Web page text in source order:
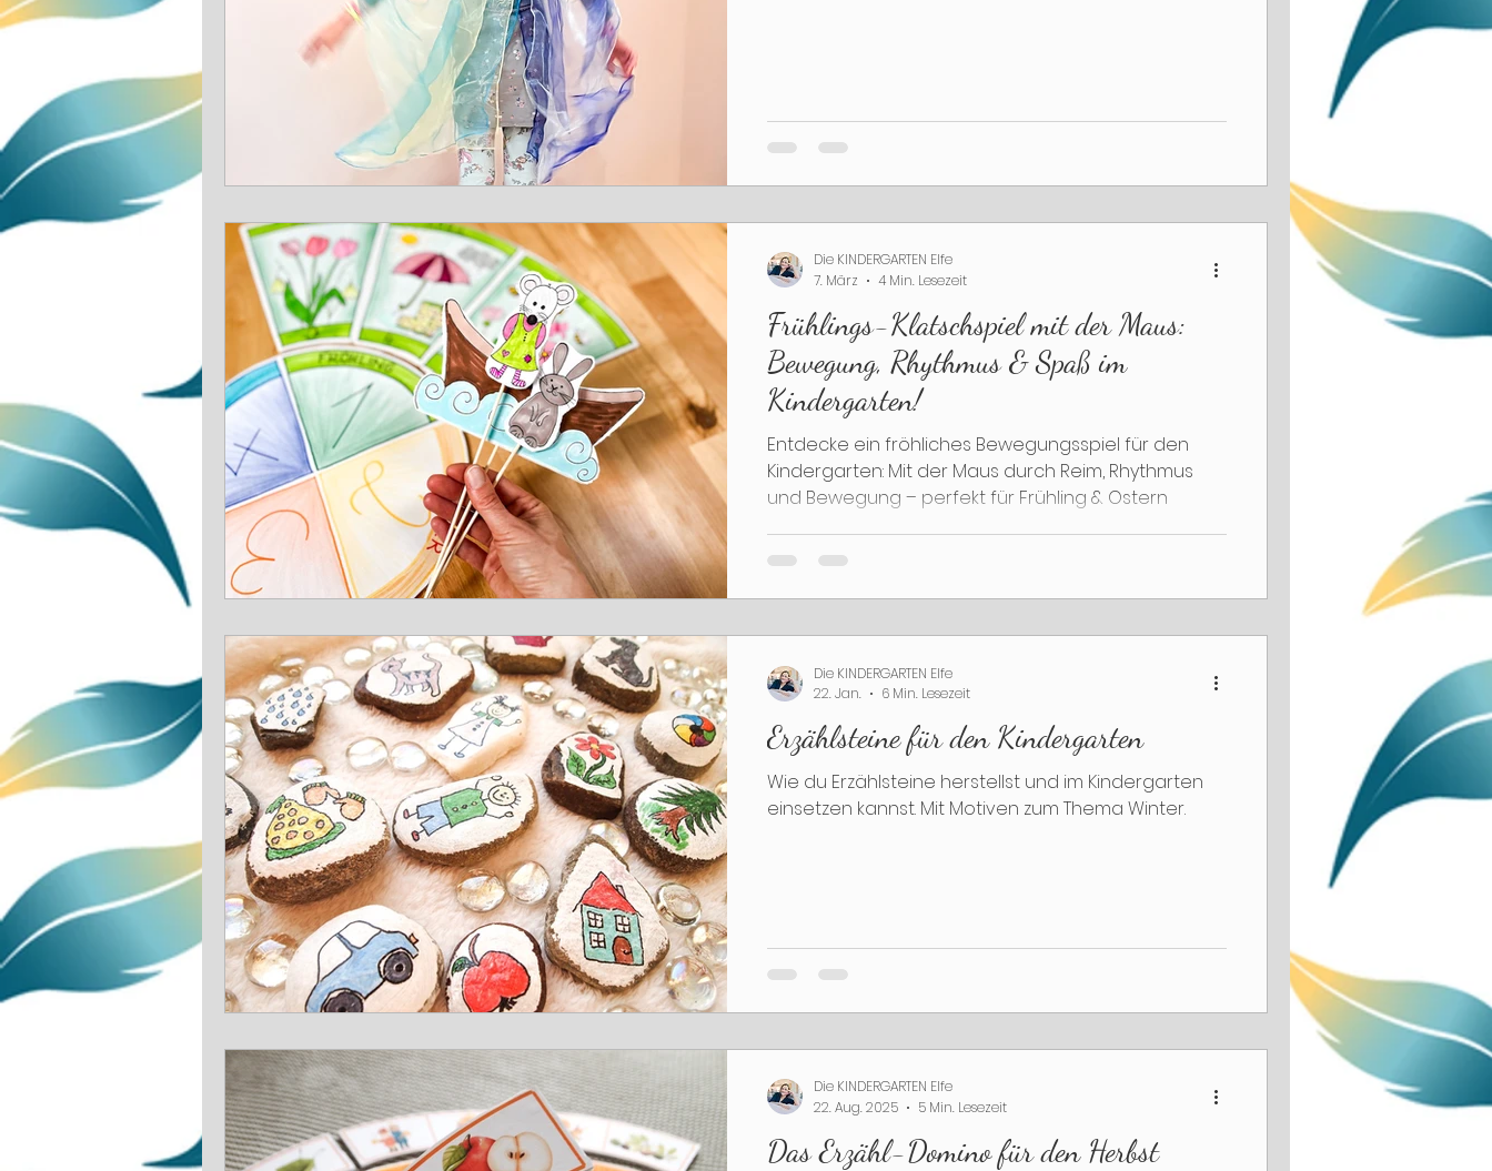
Frühlings-Klatschspiel mit der Maus:
Bewegung, Rhythmus & Spaß im
Kindergarten!
Entdecke ein fröhliches Bewegungsspiel für den
Kindergarten: Mit der Maus durch Reim, Rhythmus
und Bewegung – perfekt für Frühling & Ostern
Die KINDERGARTEN Elfe
7. März
4 Min. Lesezeit
Erzählsteine für den Kindergarten
Wie du Erzählsteine herstellst und im Kindergarten
einsetzen kannst. Mit Motiven zum Thema Winter.
Die KINDERGARTEN Elfe
22. Jan.
6 Min. Lesezeit
Das Erzähl-Domino für den Herbst
Die KINDERGARTEN Elfe
22. Aug. 2025
5 Min. Lesezeit